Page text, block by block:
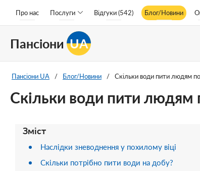
Про нас Послуги Відгуки (542) Блог/Новини
Пансіони UA
Пансіони UA / Блог/Новини / Скільки води пити людям
Скільки води пити людям
Зміст
Наслідки зневоднення у похилому віці
Скільки потрібно пити води на добу?